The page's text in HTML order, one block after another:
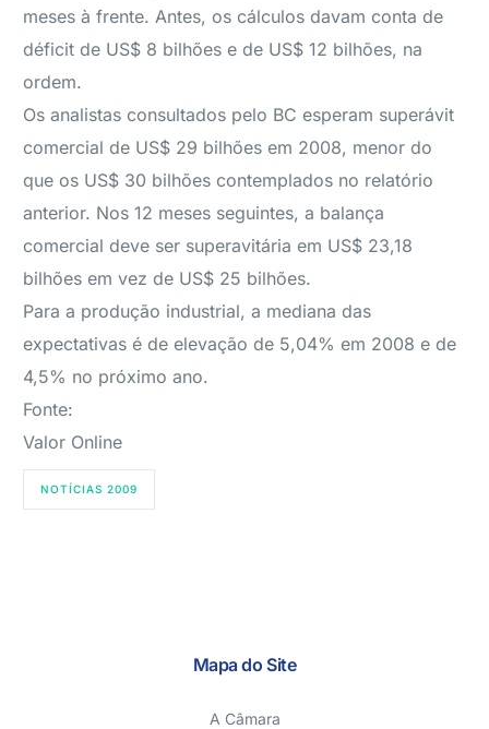
meses à frente. Antes, os cálculos davam conta de
déficit de US$ 8 bilhões e de US$ 12 bilhões, na
ordem.
Os analistas consultados pelo BC esperam superávit
comercial de US$ 29 bilhões em 2008, menor do
que os US$ 30 bilhões contemplados no relatório
anterior. Nos 12 meses seguintes, a balança
comercial deve ser superavitária em US$ 23,18
bilhões em vez de US$ 25 bilhões.
Para a produção industrial, a mediana das
expectativas é de elevação de 5,04% em 2008 e de
4,5% no próximo ano.
Fonte:
Valor Online
NOTÍCIAS 2009
Mapa do Site
A Câmara